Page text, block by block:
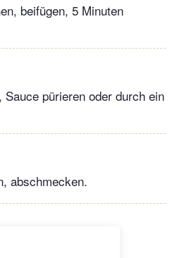
beifügen, 5 Minuten
pürieren oder durch ein
abschmecken.